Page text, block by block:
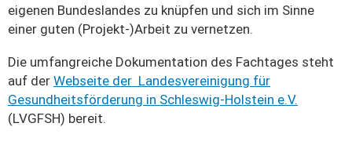
eigenen Bundeslandes zu knüpfen und sich im Sinne
einer guten (Projekt-)Arbeit zu vernetzen.
Die umfangreiche Dokumentation des Fachtages steht
auf der Webseite der Landesvereinigung für
Gesundheitsförderung in Schleswig-Holstein e.V.
(LVGFSH) bereit.